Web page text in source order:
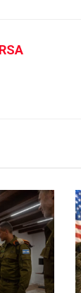
RSA